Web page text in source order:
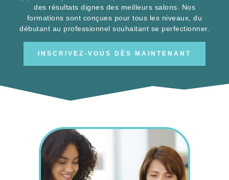
formations sont conçues pour tous les niveaux, du
débutant au professionnel souhaitant se perfectionner.